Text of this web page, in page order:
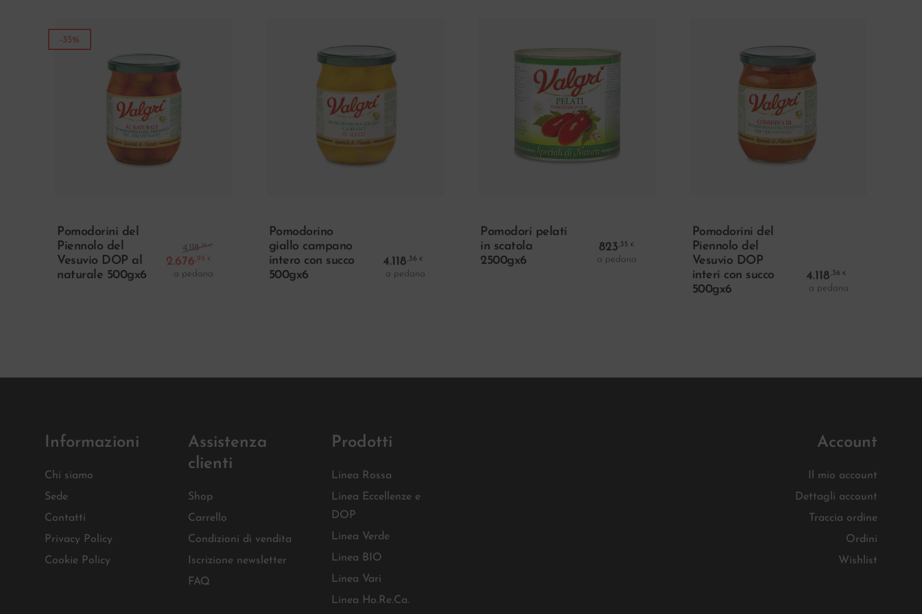
-35%
Pomodorini del
Piennolo del
Vesuvio DOP al
naturale 500gx6
4.118 ,36 €
Il prezzo originale era: 4.118,36 €.
2.676 ,93 €
Il prezzo attuale è: 2.676,93 €.
a pedana
Pomodorino
giallo campano
intero con succo
500gx6
4.118 ,36 €
a pedana
Pomodori pelati
in scatola
2500gx6
823 ,35 €
a pedana
Pomodorini del
Piennolo del
Vesuvio DOP
interi con succo
500gx6
4.118 ,36 €
a pedana
Informazioni
Chi siamo
Sede
Contatti
Privacy Policy
Cookie Policy
Assistenza
clienti
Shop
Carrello
Condizioni di vendita
Iscrizione newsletter
FAQ
Prodotti
Linea Rossa
Linea Eccellenze e
DOP
Linea Verde
Linea BIO
Linea Vari
Linea Ho.Re.Ca.
Account
Il mio account
Dettagli account
Traccia ordine
Ordini
Wishlist